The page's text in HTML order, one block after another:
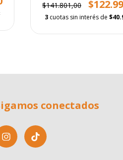
$141.801,00
3 cuotas sin interés de
conectados